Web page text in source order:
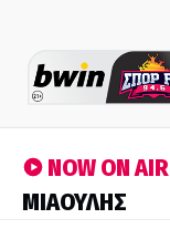
NOW ON AIR
ΜΙΑΟΥΛΗΣ